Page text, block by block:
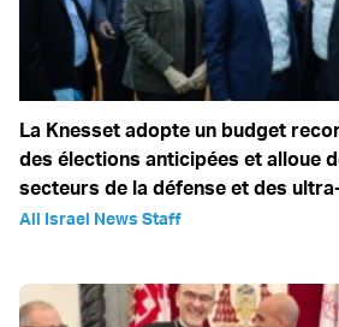
La Knesset adopte un budget
des élections anticipées et alloue
secteurs de la défense et des
All Israel News Staff